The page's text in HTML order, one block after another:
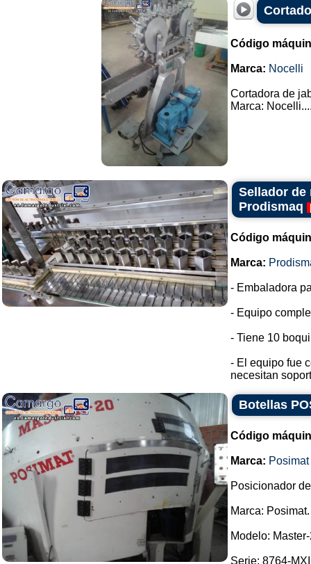
Código
Marca: Nocelli
Cortadora de
Marca:
Sellador de
Prodismaq
Código
Marca:
- Embaladora
- Equipo
- Tiene 10
- El equipo fue
necesitan
Botellas
Código
Marca: Posimat
Posicionador
Marca: Posimat.
Modelo:
Serie: 8764-